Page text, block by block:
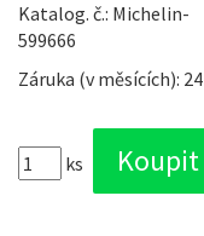
Katalog. č.: Michelin-
599666
Záruka (v měsících): 24
ks